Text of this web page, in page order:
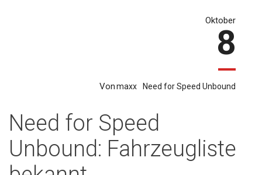
Oktober
8
Vonmaxx Need for Speed Unbound
Need for Speed
Unbound: Fahrzeugliste